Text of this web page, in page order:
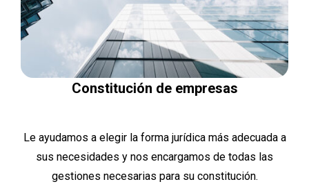
Constitución de empresas
Le ayudamos a elegir la forma jurídica más adecuada a
sus necesidades y nos encargamos de todas las
gestiones necesarias para su constitución.